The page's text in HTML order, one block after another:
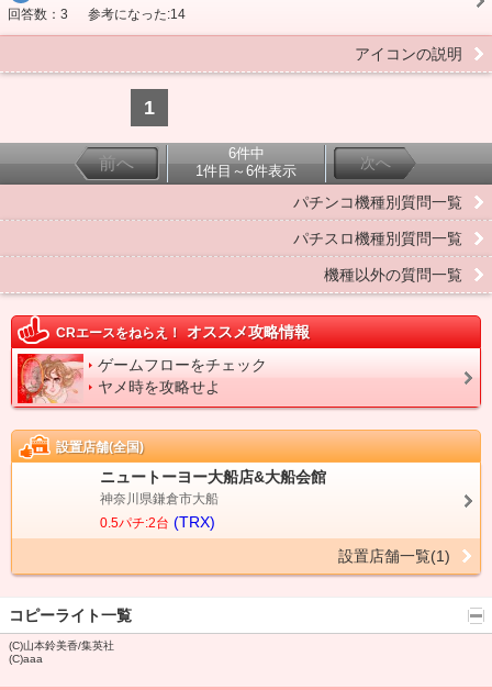
回答数：3 参考になった:14
アイコンの説明
1
前へ
6件中
1件目～6件表示
次へ
パチンコ機種別質問一覧
パチスロ機種別質問一覧
機種以外の質問一覧
CRエースをねらえ！
オススメ攻略情報
ゲームフローをチェック
ヤメ時を攻略せよ
設置店舗(全国)
ニュートーヨー大船店&大船会館
神奈川県鎌倉市大船
0.5パチ:2台 (TRX)
設置店舗一覧(1)
コピーライト一覧
(C)山本鈴美香/集英社
(C)aaa